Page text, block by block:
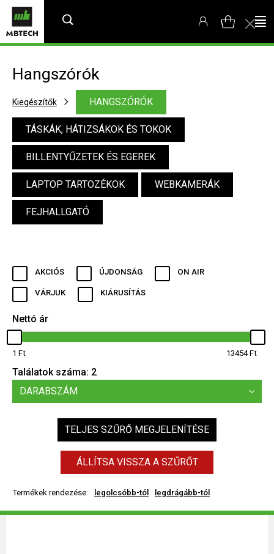
Hangszórók
Kiegészítők HANGSZÓRÓK
TÁSKÁK, HÁTIZSÁKOK ÉS TOKOK
BILLENTYŰZETEK ÉS EGEREK
LAPTOP TARTOZÉKOK WEBKAMERÁK
FEJHALLGATÓ
AKCIÓS ÚJDONSÁG ON AIR
VÁRJUK KIÁRUSÍTÁS
Nettó ár
1 13454
Találatok száma: 2
DARABSZÁM
TELJES SZŰRŐ MEGJELENÍTÉSE
ÁLLÍTSA VISSZA A SZŰRŐT
Termékek rendezése: legolcsóbb-tól legdrágább-tól